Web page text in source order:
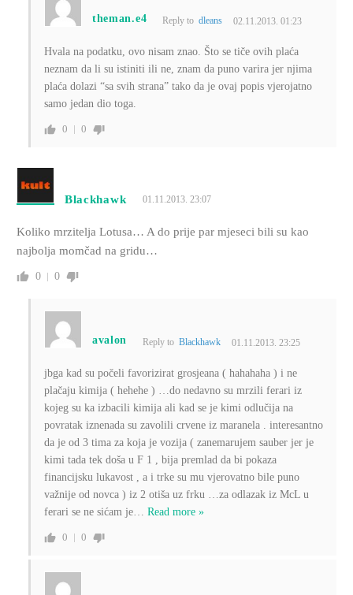
theman.e4 Reply todleans 02.11.2013. 01:23
Hvala na podatku, ovo nisam znao. Što se tiče ovih plaća
neznam da li su istiniti ili ne, znam da puno varira jer njima
plaća dolazi “sa svih strana” tako da je ovaj popis vjerojatno
samo jedan dio toga.
0 0
Blackhawk 01.11.2013. 23:07
Koliko mrzitelja Lotusa… A do prije par mjeseci bili su kao
najbolja momčad na gridu…
0 0
avalon Reply toBlackhawk 01.11.2013. 23:25
jbga kad su počeli favorizirat grosjeana ( hahahaha ) i ne
plačaju kimija ( hehehe ) …do nedavno su mrzili ferari iz
kojeg su ka izbacili kimija ali kad se je kimi odlučija na
povratak iznenada su zavolili crvene iz maranela . interesantno
da je od 3 tima za koja je vozija ( zanemarujem sauber jer je
kimi tada tek doša u F 1 , bija premlad da bi pokaza
financijsku lukavost , a i trke su mu vjerovatno bile puno
važnije od novca ) iz 2 otiša uz frku …za odlazak iz McL u
ferari se ne sićam je… Read more »
0 0